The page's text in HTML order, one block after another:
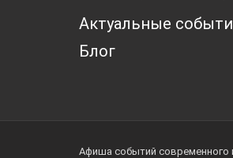
Актуальные
Блог
Афиша событий современного